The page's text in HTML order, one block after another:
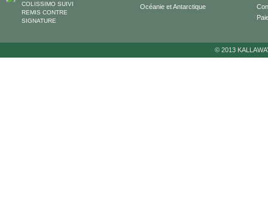
COLISSIMO SUIVI
REMIS CONTRE
SIGNATURE
Océanie et Antarctique
© 2013